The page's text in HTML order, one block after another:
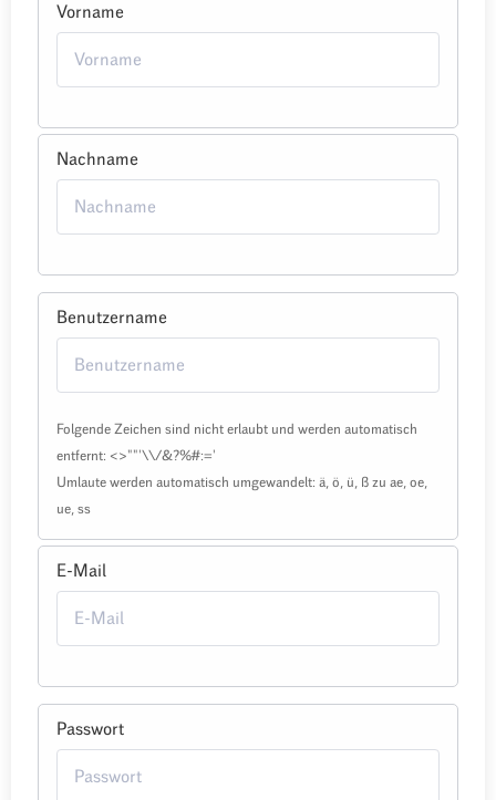
Vorname
Nachname
Benutzername
Folgende Zeichen sind nicht erlaubt und werden automatisch
entfernt: <>""'\\/&?%#:='
Umlaute werden automatisch umgewandelt: ä, ö, ü, ß zu ae, oe,
ue, ss
E-Mail
Passwort